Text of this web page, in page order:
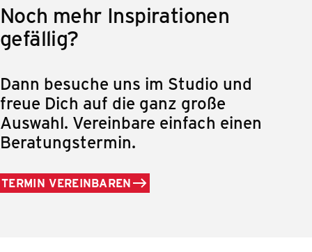
Noch mehr Inspirationen
gefällig?
Dann besuche uns im Studio und
freue Dich auf die ganz große
Auswahl. Vereinbare einfach einen
Beratungstermin.
TERMIN VEREINBAREN